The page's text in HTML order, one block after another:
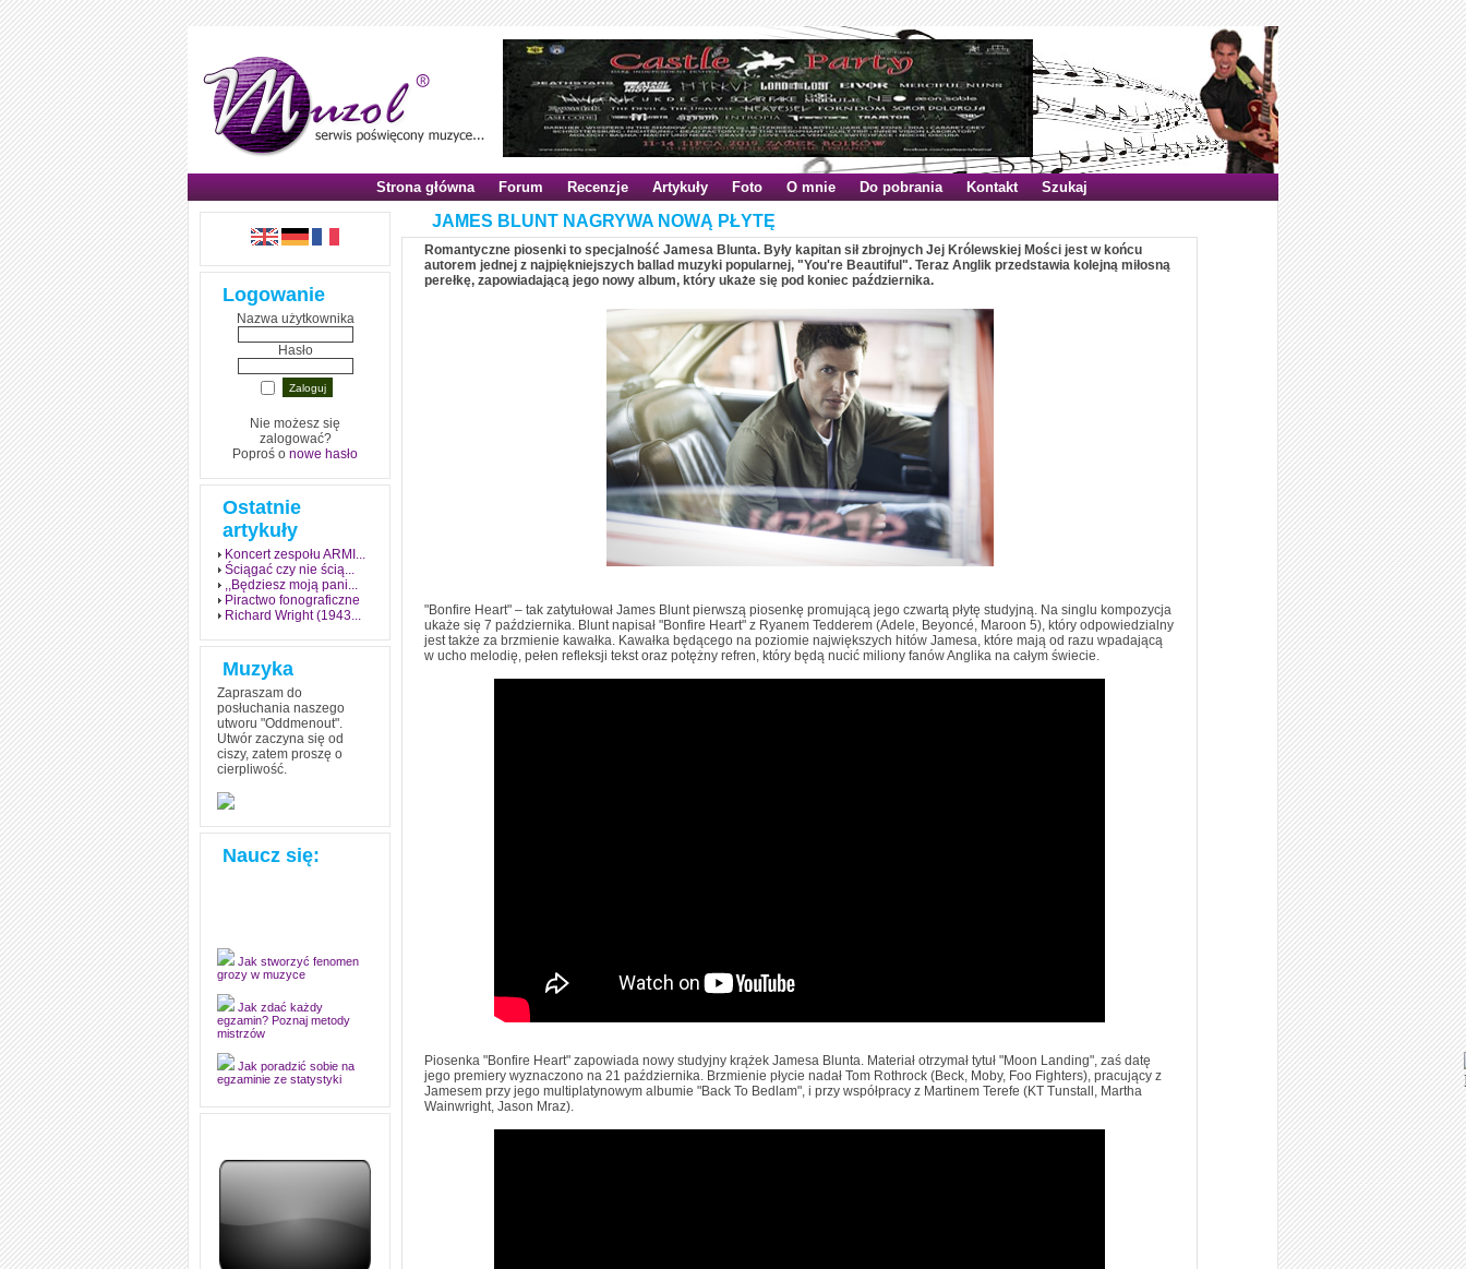
Strona główna Forum Recenzje Artykuły Foto O mnie Do pobrania Kontakt Szukaj
Logowanie
Nazwa użytkownika
Hasło
Nie możesz się
zalogować?
Poproś o nowe hasło
Ostatnie
artykuły
Koncert zespołu ARMI...
Ściągać czy nie ścią...
,,Będziesz moją pani...
Piractwo fonograficzne
Richard Wright (1943...
Muzyka
Zapraszam do
posłuchania naszego
utworu "Oddmenout".
Utwór zaczyna się od
ciszy, zatem proszę o
cierpliwość.
Naucz się:
Jak stworzyć fenomen
grozy w muzyce
Jak zdać każdy
egzamin? Poznaj metody
mistrzów
Jak poradzić sobie na
egzaminie ze statystyki
edytorsko piękną pracę
dyplomową i ją z sukcesem
Jak nie powtarzać w
JAMES BLUNT NAGRYWA NOWĄ PŁYTĘ
Romantyczne piosenki to specjalność Jamesa Blunta. Były kapitan sił zbrojnych Jej Królewskiej Mości jest w końcu
autorem jednej z najpiękniejszych ballad muzyki popularnej, "You're Beautiful". Teraz Anglik przedstawia kolejną miłosną
perełkę, zapowiadającą jego nowy album, który ukaże się pod koniec października.
"Bonfire Heart" – tak zatytułował James Blunt pierwszą piosenkę promującą jego czwartą płytę studyjną. Na singlu kompozycja
ukaże się 7 października. Blunt napisał "Bonfire Heart" z Ryanem Tedderem (Adele, Beyoncé, Maroon 5), który odpowiedzialny
jest także za brzmienie kawałka. Kawałka będącego na poziomie największych hitów Jamesa, które mają od razu wpadającą
w ucho melodię, pełen refleksji tekst oraz potężny refren, który będą nucić miliony fanów Anglika na całym świecie.
Piosenka "Bonfire Heart" zapowiada nowy studyjny krążek Jamesa Blunta. Materiał otrzymał tytuł "Moon Landing", zaś datę
jego premiery wyznaczono na 21 października. Brzmienie płycie nadał Tom Rothrock (Beck, Moby, Foo Fighters), pracujący z
Jamesem przy jego multiplatynowym albumie "Back To Bedlam", i przy współpracy z Martinem Terefe (KT Tunstall, Martha
Wainwright, Jason Mraz).